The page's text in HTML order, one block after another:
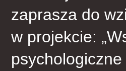
zaprasza do
w projekcie: